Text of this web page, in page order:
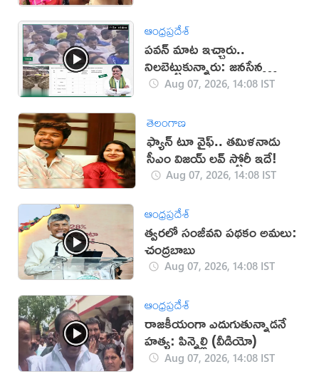
ఆంధ్రప్రదేశ్
పవన్ మాట ఇచ్చారు..
నిలబెట్టుకున్నారు: జనసేన
(వీడియో)
Aug 07, 2026, 14:08 IST
తెలంగాణ
ఫ్యాన్ టూ వైఫ్.. తమిళనాడు
సీఎం విజయ్ లవ్ స్టోరీ ఇదే!
Aug 07, 2026, 14:08 IST
ఆంధ్రప్రదేశ్
త్వరలో సంజీవని పథకం అమలు:
చంద్రబాబు
Aug 07, 2026, 14:08 IST
ఆంధ్రప్రదేశ్
రాజకీయంగా ఎదుగుతున్నాడనే
హత్య: పిన్నెల్లి (వీడియో)
Aug 07, 2026, 14:08 IST